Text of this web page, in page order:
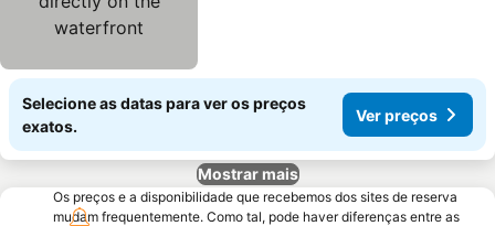
Selecione as datas para ver os preços
exatos.
Ver preços
Mostrar mais
Os preços e a disponibilidade que recebemos dos sites de reserva
mudam frequentemente. Como tal, pode haver diferenças entre as